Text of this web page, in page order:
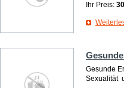
Ihr Preis:
Gesunde
Sexualität